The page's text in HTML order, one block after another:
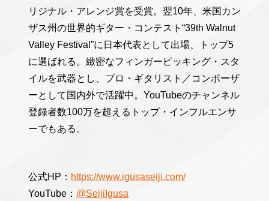
リジナル・アレンジ賞を受賞。翌10年、米国カン
ザス州の世界的ギター・コンテスト“39th Walnut
Valley Festival”に日本代表として出場、トップ5
に選ばれる。緻密なフィンガーピッキング・スタ
イルを武器とし、プロ・ギタリスト／コンポーザ
ーとして国内外で活躍中。YouTubeのチャンネル
登録者数100万を超えるトップ・インフルエンサ
ーでもある。
公式HP： https://www.igusaseiji.com/
YouTube： @SeijiIgusa